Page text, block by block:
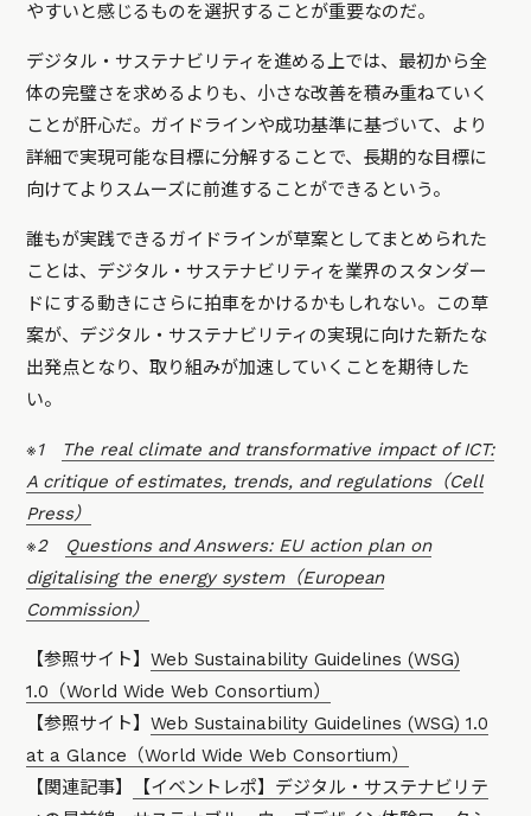
やすいと感じるものを選択することが重要なのだ。
デジタル・サステナビリティを進める上では、最初から全
体の完璧さを求めるよりも、小さな改善を積み重ねていく
ことが肝心だ。ガイドラインや成功基準に基づいて、より
詳細で実現可能な目標に分解することで、長期的な目標に
向けてよりスムーズに前進することができるという。
誰もが実践できるガイドラインが草案としてまとめられた
ことは、デジタル・サステナビリティを業界のスタンダー
ドにする動きにさらに拍車をかけるかもしれない。この草
案が、デジタル・サステナビリティの実現に向けた新たな
出発点となり、取り組みが加速していくことを期待した
い。
※1 The real climate and transformative impact of ICT:
A critique of estimates, trends, and regulations（Cell
Press）
※2 Questions and Answers: EU action plan on
digitalising the energy system（European
Commission）
【参照サイト】Web Sustainability Guidelines (WSG)
1.0（World Wide Web Consortium）
【参照サイト】Web Sustainability Guidelines (WSG) 1.0
at a Glance（World Wide Web Consortium）
【関連記事】
【イベントレポ】デジタル・サステナビリテ